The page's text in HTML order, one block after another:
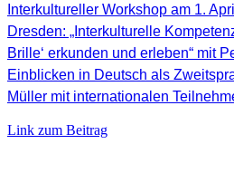
Interkultureller Workshop am 1.
Dresden: „Interkulturelle
Brille‘ erkunden und erleben“ mit
Einblicken in Deutsch als
Müller mit internationalen
Link zum Beitrag